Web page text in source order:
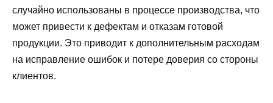
случайно использованы в процессе производства, что
может привести к дефектам и отказам готовой
продукции. Это приводит к дополнительным расходам
на исправление ошибок и потере доверия со стороны
клиентов.